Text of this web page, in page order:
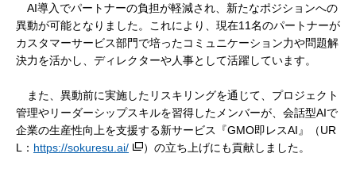
AI導入でパートナーの負担が軽減され、新たなポジションへの
異動が可能となりました。これにより、現在11名のパートナーが
カスタマーサービス部門で培ったコミュニケーション力や問題解
決力を活かし、ディレクターや人事として活躍しています。
また、異動前に実施したリスキリングを通じて、プロジェクト
管理やリーダーシップスキルを習得したメンバーが、会話型AIで
企業の生産性向上を支援する新サービス『GMO即レスAI』（UR
L： https://sokuresu.ai/ ）の立ち上げにも貢献しました。